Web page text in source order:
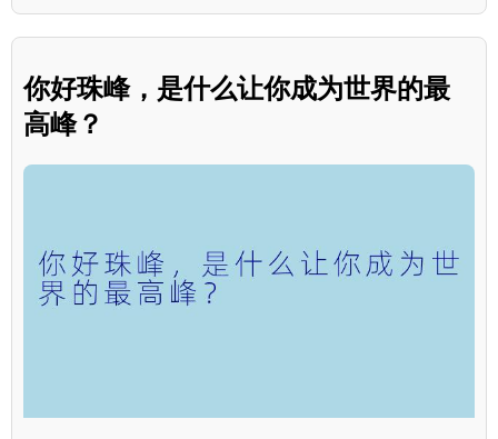
你好珠峰，是什么让你成为世界的最
高峰？